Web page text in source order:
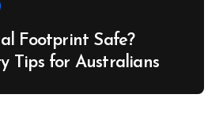
Footprint Safe?
Tips for Australians